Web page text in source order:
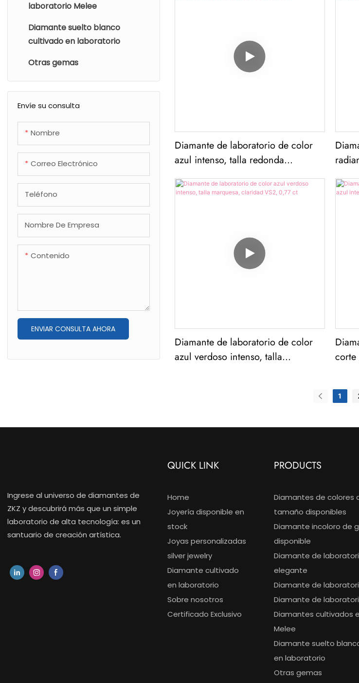
Diamante de laboratorio de
Asscher
Diamante de laboratorio
triangular
Otros diamantes de
laboratorio Melee
Diamante suelto blanco
cultivado en laboratorio
Otras gemas
Envíe su consulta
Nombre
Correo Electrónico
Teléfono
Nombre De Empresa
Contenido
ENVIAR CONSULTA AHORA
Diamante de laboratorio de color
azul intenso, talla redonda
excelente, claridad VVS2, 1,53 ct
Diamante de laboratorio de color
azul verdoso intenso, talla
1
Ingrese al universo de diamantes de
ZKZ y descubrirá más que un simple
laboratorio de alta tecnología: es un
santuario de creación artística.
QUICK LINK
Home
Joyería disponible en
stock
Joyas personalizadas
silver jewelry
Diamante cultivado
en laboratorio
Sobre nosotros
Certificado Exclusivo
PRODUCTS
Diamantes de colores
tamaño disponibles
Diamante incoloro de
disponible
Diamante de
elegante
Diamante de
Diamante de
Diamantes cultivados
Melee
Diamante suelto
en laboratorio
Otras gemas